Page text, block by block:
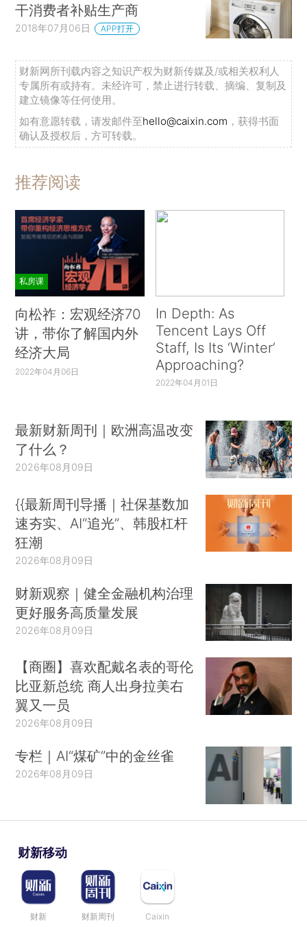
干消费者补贴生产商
2018年07月06日 APP打开
财新网所刊载内容之知识产权为财新传媒及/或相关权利人
专属所有或持有。未经许可，禁止进行转载、摘编、复制及
建立镜像等任何使用。
如有意愿转载，请发邮件至hello@caixin.com ，获得书面
确认及授权后，方可转载。
推荐阅读
私房课
向松祚：宏观经济70
讲，带你了解国内外
经济大局
2022年04月06日
In Depth: As
Tencent Lays Off
Staff, Is Its ‘Winter’
Approaching?
2022年04月01日
最新财新周刊｜欧洲高温改变
了什么？
2026年08月09日
{{最新周刊导播｜社保基数加
速夯实、AI“追光”、韩股杠杆
狂潮
2026年08月09日
财新观察｜健全金融机构治理
更好服务高质量发展
2026年08月09日
【商圈】喜欢配戴名表的哥伦
比亚新总统 商人出身拉美右
翼又一员
2026年08月09日
专栏｜AI“煤矿”中的金丝雀
2026年08月09日
财新移动
财新 财新周刊 Caixin